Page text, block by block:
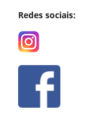
Redes sociais: